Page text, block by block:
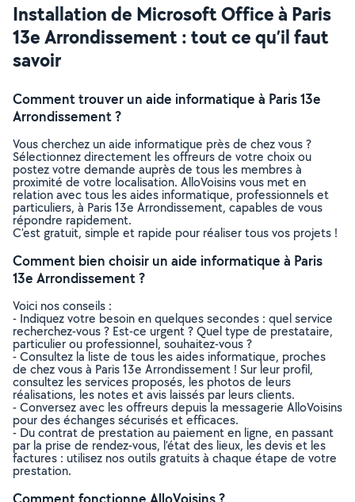
Installation de Microsoft Office à Paris
13e Arrondissement : tout ce qu’il faut
savoir
Comment trouver un aide informatique à Paris 13e
Arrondissement ?
Vous cherchez un aide informatique près de chez vous ?
Sélectionnez directement les offreurs de votre choix ou
postez votre demande auprès de tous les membres à
proximité de votre localisation. AlloVoisins vous met en
relation avec tous les aides informatique, professionnels et
particuliers, à Paris 13e Arrondissement, capables de vous
répondre rapidement.
C’est gratuit, simple et rapide pour réaliser tous vos projets !
Comment bien choisir un aide informatique à Paris
13e Arrondissement ?
Voici nos conseils :
- Indiquez votre besoin en quelques secondes : quel service
recherchez-vous ? Est-ce urgent ? Quel type de prestataire,
particulier ou professionnel, souhaitez-vous ?
- Consultez la liste de tous les aides informatique, proches
de chez vous à Paris 13e Arrondissement ! Sur leur profil,
consultez les services proposés, les photos de leurs
réalisations, les notes et avis laissés par leurs clients.
- Conversez avec les offreurs depuis la messagerie AlloVoisins
pour des échanges sécurisés et efficaces.
- Du contrat de prestation au paiement en ligne, en passant
par la prise de rendez-vous, l’état des lieux, les devis et les
factures : utilisez nos outils gratuits à chaque étape de votre
prestation.